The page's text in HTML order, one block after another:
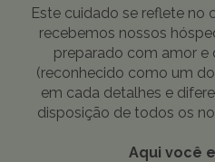
Este cuidado se reflete no
recebemos nossos
preparado com amor e
(reconhecido como um
em cada detalhes e
disposição de todos os
Aqui você